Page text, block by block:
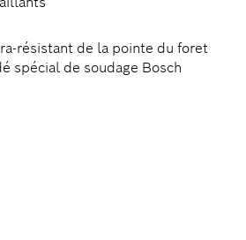
résistant de la pointe du foret
spécial de soudage Bosch